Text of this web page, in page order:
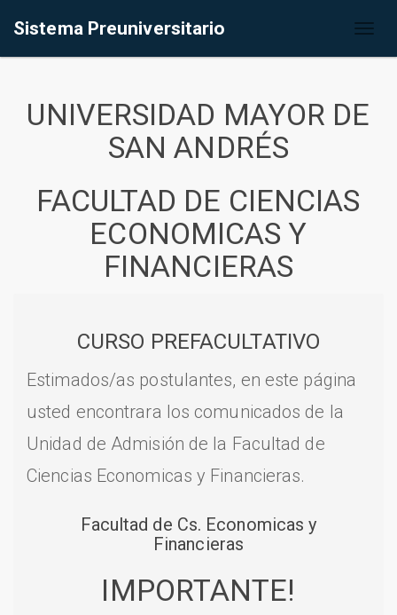
Sistema Preuniversitario
UNIVERSIDAD MAYOR DE
SAN ANDRÉS
FACULTAD DE CIENCIAS
ECONOMICAS Y
FINANCIERAS
CURSO PREFACULTATIVO
Estimados/as postulantes, en este página
usted encontrara los comunicados de la
Unidad de Admisión de la Facultad de
Ciencias Economicas y Financieras.
Facultad de Cs. Economicas y
Financieras
IMPORTANTE!